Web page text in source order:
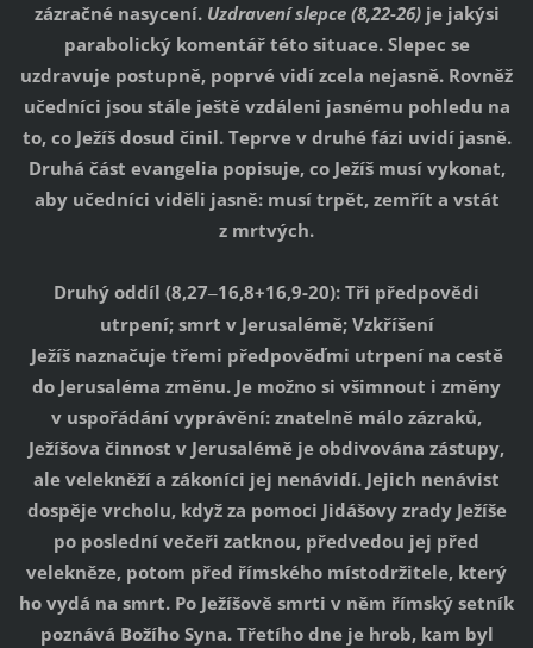
zázračné nasycení. Uzdravení slepce (8,22-26)je jakýsi
parabolický komentář této situace. Slepec se
uzdravuje postupně, poprvé vidí zcela nejasně. Rovněž
učedníci jsou stále ještě vzdáleni jasnému pohledu na
to, co Ježíš dosud činil. Teprve v druhé fázi uvidí jasně.
Druhá část evangelia popisuje, co Ježíš musí vykonat,
aby učedníci viděli jasně: musí trpět, zemřít a vstát
z mrtvých.
Druhý oddíl (8,27–16,8+16,9-20): Tři předpovědi
utrpení; smrt v Jerusalémě; Vzkříšení
Ježíš naznačuje třemi předpověďmi utrpení na cestě
do Jerusaléma změnu. Je možno si všimnout i změny
v uspořádání vyprávění: znatelně málo zázraků,
Ježíšova činnost v Jerusalémě je obdivována zástupy,
ale velekněží a zákoníci jej nenávidí. Jejich nenávist
dospěje vrcholu, když za pomoci Jidášovy zrady Ježíše
po poslední večeři zatknou, předvedou jej před
velekněze, potom před římského místodržitele, který
ho vydá na smrt. Po Ježíšově smrti v něm římský setník
poznává Božího Syna. Třetího dne je hrob, kam byl